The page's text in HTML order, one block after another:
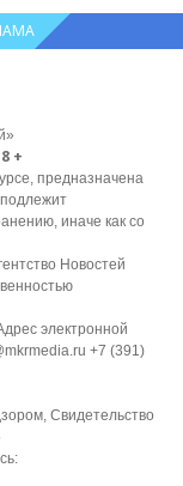
+
предназначена
иначе как со
Новостей
электронной
+7 (391)
Свидетельство